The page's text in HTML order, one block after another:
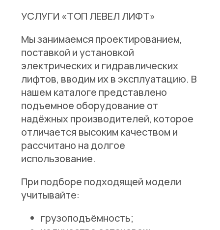
УСЛУГИ «ТОП ЛЕВЕЛ ЛИФТ»
Мы занимаемся проектированием,
поставкой и установкой
электрических и гидравлических
лифтов, вводим их в эксплуатацию. В
нашем каталоге представлено
подъемное оборудование от
надёжных производителей, которое
отличается высоким качеством и
рассчитано на долгое
использование.
При подборе подходящей модели
учитывайте:
грузоподъёмность;